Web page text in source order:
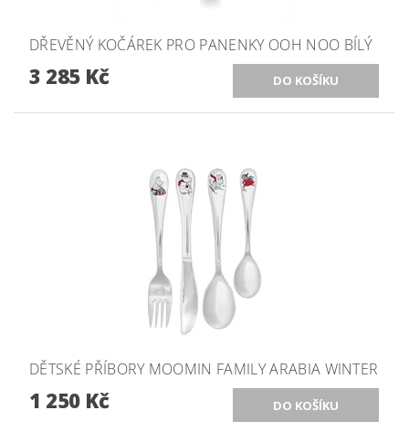
DŘEVĚNÝ KOČÁREK PRO PANENKY OOH NOO BÍLÝ
3 285 Kč
DĚTSKÉ PŘÍBORY MOOMIN FAMILY ARABIA WINTER
1 250 Kč